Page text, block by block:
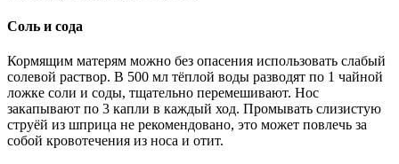
Соль и сода
Кормящим матерям можно без опасения использовать слабый
солевой раствор. В 500 мл тёплой воды разводят по 1 чайной
ложке соли и соды, тщательно перемешивают. Нос
закапывают по 3 капли в каждый ход. Промывать слизистую
струёй из шприца не рекомендовано, это может повлечь за
собой кровотечения из носа и отит.